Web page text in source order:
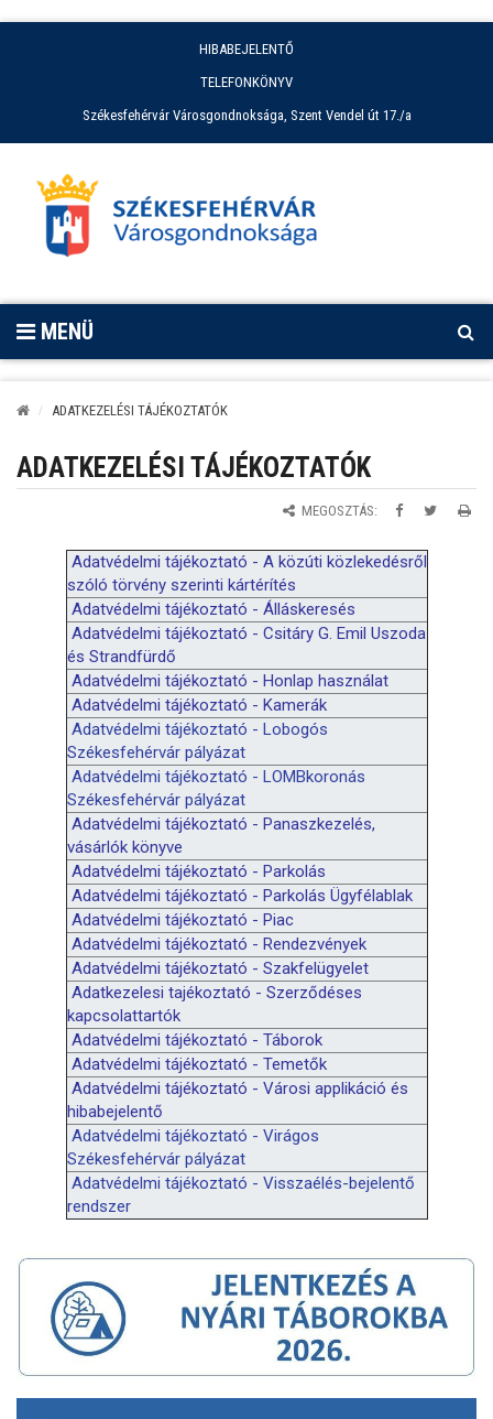
HIBABEJELENTŐ
TELEFONKÖNYV
Székesfehérvár Városgondnoksága, Szent Vendel út 17./a
MENÜ
ADATKEZELÉSI TÁJÉKOZTATÓK
ADATKEZELÉSI TÁJÉKOZTATÓK
MEGOSZTÁS:
Adatvédelmi tájékoztató - A közúti közlekedésről
szóló törvény szerinti kártérítés
Adatvédelmi tájékoztató - Álláskeresés
Adatvédelmi tájékoztató - Csitáry G. Emil Uszoda
és Strandfürdő
Adatvédelmi tájékoztató - Honlap használat
Adatvédelmi tájékoztató - Kamerák
Adatvédelmi tájékoztató - Lobogós
Székesfehérvár pályázat
Adatvédelmi tájékoztató - LOMBkoronás
Székesfehérvár pályázat
Adatvédelmi tájékoztató - Panaszkezelés,
vásárlók könyve
Adatvédelmi tájékoztató - Parkolás
Adatvédelmi tájékoztató - Parkolás Ügyfélablak
Adatvédelmi tájékoztató - Piac
Adatvédelmi tájékoztató - Rendezvények
Adatvédelmi tájékoztató - Szakfelügyelet
Adatkezelesi tajékoztató - Szerződéses
kapcsolattartók
Adatvédelmi tájékoztató - Táborok
Adatvédelmi tájékoztató - Temetők
Adatvédelmi tájékoztató - Városi applikáció és
hibabejelentő
Adatvédelmi tájékoztató - Virágos
Székesfehérvár pályázat
Adatvédelmi tájékoztató - Visszaélés-bejelentő
rendszer